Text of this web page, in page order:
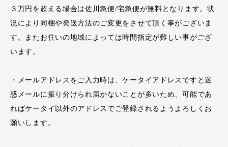
３万円を超える場合は佐川急便/宅急便が無料となります。状
況により同梱や発送方法のご変更をさせて頂く事がございま
す。またお住いの地域によっては時間指定が難しい事がござ
います。
・メールアドレスをご入力時は、ケータイアドレスですと迷
惑メールに振り分けられ届かないことが多いため、可能であ
ればケータイ以外のアドレスでご登録されるようよろしくお
願いします。